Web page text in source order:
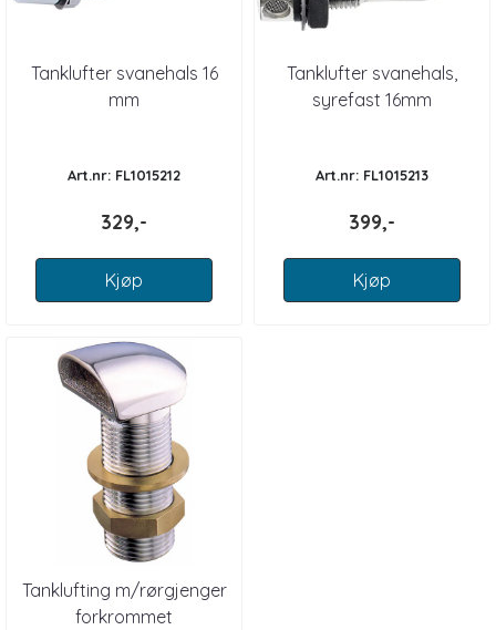
Tanklufter svanehals 16
mm
Art.nr: FL1015212
329,-
Kjøp
Tanklufter svanehals,
syrefast 16mm
Art.nr: FL1015213
399,-
Kjøp
Tanklufting m/rørgjenger
forkrommet